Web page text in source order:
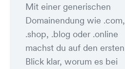
Mit einer generischen
Domainendung wie .com,
.shop, .blog oder .online
machst du auf den ersten
Blick klar, worum es bei